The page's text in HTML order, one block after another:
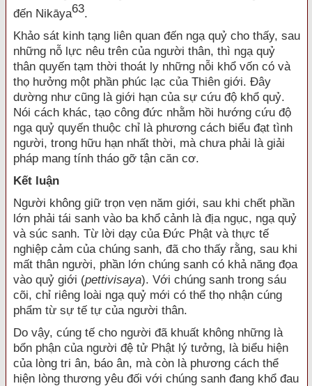
đến Nikāya63.
Khảo sát kinh tạng liên quan đến ngạ quỷ cho thấy, sau
những nỗ lực nêu trên của người thân, thì ngạ quỷ
thân quyến tạm thời thoát ly những nỗi khổ vốn có và
thọ hưởng một phần phúc lạc của Thiên giới. Đây
dường như cũng là giới hạn của sự cứu độ khổ quỷ.
Nói cách khác, tạo công đức nhằm hồi hướng cứu độ
ngạ quỷ quyến thuộc chỉ là phương cách biểu đạt tình
người, trong hữu hạn nhất thời, mà chưa phải là giải
pháp mang tính tháo gỡ tận căn cơ.
Kết luận
Người không giữ trọn vẹn năm giới, sau khi chết phần
lớn phải tái sanh vào ba khổ cảnh là địa ngục, ngạ quỷ
và súc sanh. Từ lời dạy của Đức Phật và thực tế
nghiệp cảm của chúng sanh, đã cho thấy rằng, sau khi
mất thân người, phần lớn chúng sanh có khả năng đọa
vào quỷ giới (pettivisaya). Với chúng sanh trong sáu
cõi, chỉ riêng loài ngạ quỷ mới có thể thọ nhận cúng
phẩm từ sự tế tự của người thân.
Do vậy, cúng tế cho người đã khuất không những là
bổn phận của người đệ tử Phật lý tưởng, là biểu hiện
của lòng tri ân, báo ân, mà còn là phương cách thể
hiện lòng thương yêu đối với chúng sanh đang khổ đau